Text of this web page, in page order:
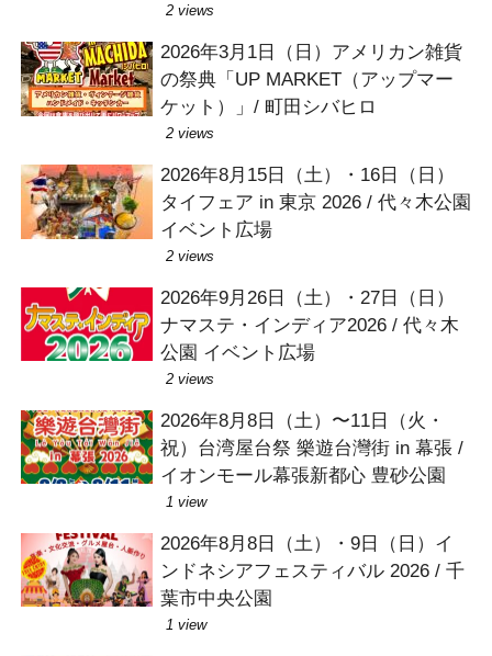
2 views
2026年3月1日（日）アメリカン雑貨
の祭典「UP MARKET（アップマー
ケット）」/ 町田シバヒロ
2 views
2026年8月15日（土）・16日（日）
タイフェア in 東京 2026 / 代々木公園
イベント広場
2 views
2026年9月26日（土）・27日（日）
ナマステ・インディア2026 / 代々木
公園 イベント広場
2 views
2026年8月8日（土）〜11日（火・
祝）台湾屋台祭 樂遊台灣街 in 幕張 /
イオンモール幕張新都心 豊砂公園
1 view
2026年8月8日（土）・9日（日）イ
ンドネシアフェスティバル 2026 / 千
葉市中央公園
1 view